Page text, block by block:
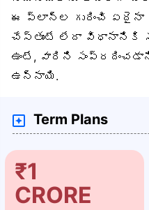
ఈ ప్లాన్‌ల గురించి ఏదైనా
చేస్తుంటే లేదా విధానానికి
ఉంటే, వారిని
ఉన్నాయి.
Term Plans
₹1
CRORE